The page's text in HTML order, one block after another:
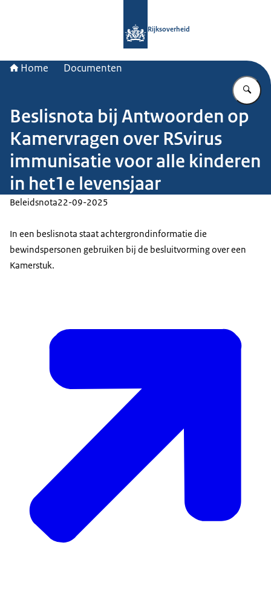
Rijksoverheid
Home Documenten
Beslisnota bij Antwoorden op
Kamervragen over RSvirus
immunisatie voor alle kinderen
in het1e levensjaar
Beleidsnota22-09-2025
In een beslisnota staat achtergrondinformatie die
bewindspersonen gebruiken bij de besluitvorming over een
Kamerstuk.